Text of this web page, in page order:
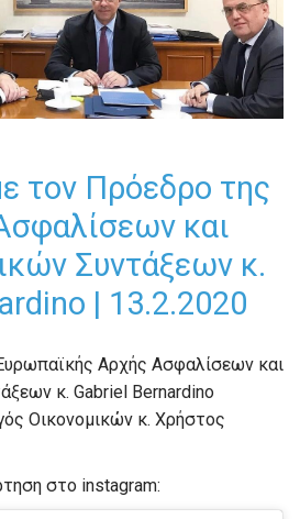
τον Πρόεδρο της
και
Συντάξεων κ.
| 13.2.2020
Αρχής Ασφαλίσεων και
κ. Gabriel Bernardino
Οικονομικών κ. Χρήστος
στο instagram: